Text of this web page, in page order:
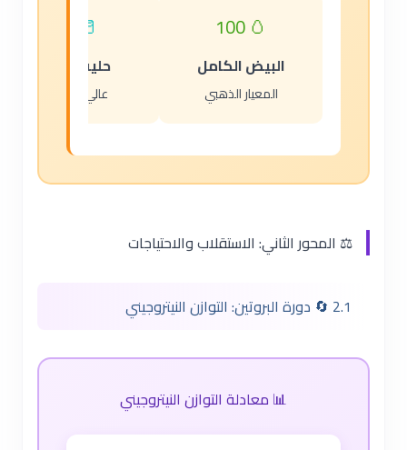
🥚 100
البيض الكامل
المعيار الذهبي
🥛 91
حليب البقر
عالي الجودة
⚖️ المحور الثاني: الاستقلاب والاحتياجات
2.1 🔄 دورة البروتين: التوازن النيتروجيني
📊 معادلة التوازن النيتروجيني